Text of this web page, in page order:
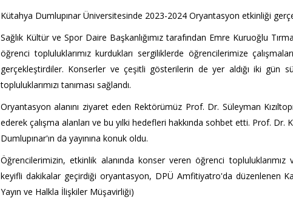
Kütahya Dumlupınar Üniversitesinde 2023-2024 Oryantasyon etkinliği
Sağlık Kültür ve Spor Daire Başkanlığımız tarafından Emre Kuruoğlu
öğrenci topluluklarımız kurdukları sergiliklerde öğrencilerimize
gerçekleştirdiler. Konserler ve çeşitli gösterilerin de yer aldığı iki gün
topluluklarımızı tanıması sağlandı.
Oryantasyon alanını ziyaret eden Rektörümüz Prof. Dr. Süleyman
ederek çalışma alanları ve bu yılki hedefleri hakkında sohbet etti. Prof. Dr.
Dumlupınar'ın da yayınına konuk oldu.
Öğrencilerimizin, etkinlik alanında konser veren öğrenci topluluklarımız
keyifli dakikalar geçirdiği oryantasyon, DPÜ Amfitiyatro'da düzenlenen
Yayın ve Halkla İlişkiler Müşavirliği)